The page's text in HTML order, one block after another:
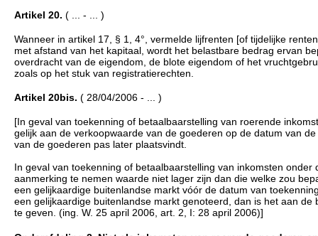
Artikel 20. ( ... - ... )
Wanneer in artikel 17, § 1, 4°, vermelde lijfrenten [of tijdelijke
met afstand van het kapitaal, wordt het belastbare bedrag ervan
overdracht van de eigendom, de blote eigendom of het
zoals op het stuk van registratierechten.
Artikel 20bis. ( 28/04/2006 - ... )
[In geval van toekenning of betaalbaarstelling van roerende
gelijk aan de verkoopwaarde van de goederen op de datum van
van de goederen pas later plaatsvindt.
In geval van toekenning of betaalbaarstelling van inkomsten
aanmerking te nemen waarde niet lager zijn dan die welke zou
een gelijkaardige buitenlandse markt vóór de datum van
een gelijkaardige buitenlandse markt genoteerd, dan is het aan
te geven. (ing. W. 25 april 2006, art. 2, I: 28 april 2006)]